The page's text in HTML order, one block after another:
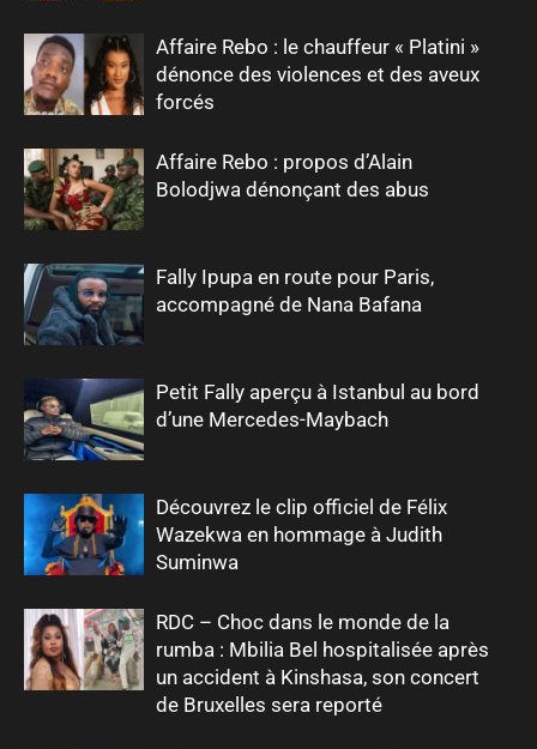
Affaire Rebo : le chauffeur « Platini »
dénonce des violences et des aveux
forcés
Affaire Rebo : propos d’Alain
Bolodjwa dénonçant des abus
Fally Ipupa en route pour Paris,
accompagné de Nana Bafana
Petit Fally aperçu à Istanbul au bord
d’une Mercedes-Maybach
Découvrez le clip officiel de Félix
Wazekwa en hommage à Judith
Suminwa
RDC – Choc dans le monde de la
rumba : Mbilia Bel hospitalisée après
un accident à Kinshasa, son concert
de Bruxelles sera reporté